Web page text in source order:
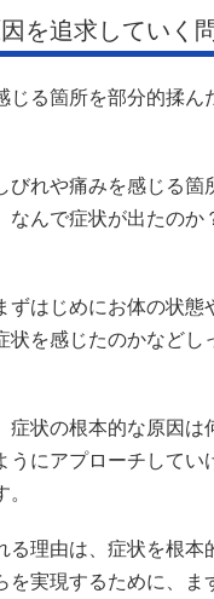
を追求していく
じる箇所を部分的揉ん
びれや痛みを感じる箇
なんで症状が出たのか
ずはじめにお体の状態
状を感じたのかなどし
症状の根本的な原因は
うにアプローチしてい
る理由は、症状を根本
を実現するために、ま